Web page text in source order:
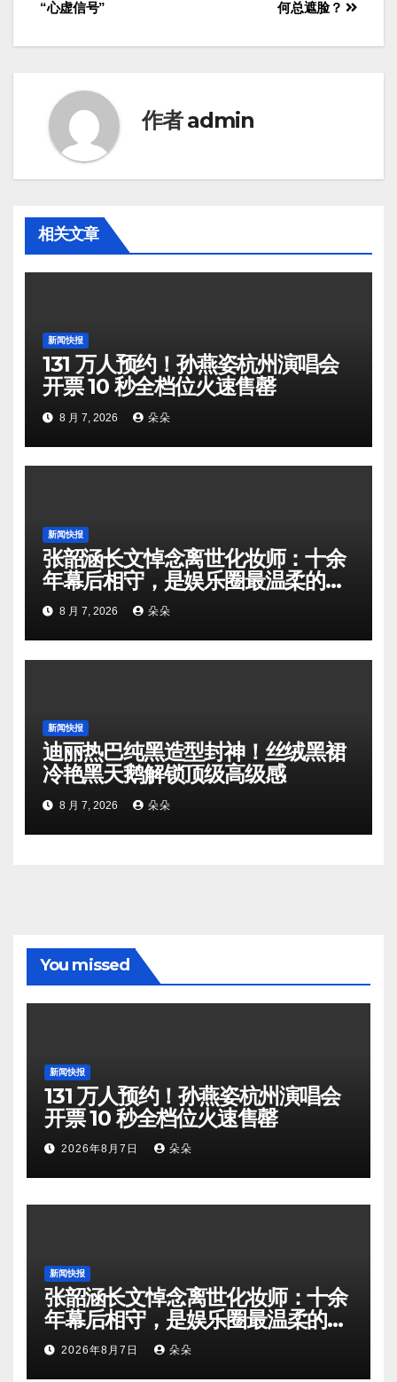
何总遮脸？
“心虚信号”
作者admin
相关文章
新闻快报
131 万人预约！孙燕姿杭州演唱会
开票 10 秒全档位火速售罄
8 月 7, 2026 朵朵
新闻快报
张韶涵长文悼念离世化妆师：十余
年幕后相守，是娱乐圈最温柔的双
向奔赴
8 月 7, 2026 朵朵
新闻快报
迪丽热巴纯黑造型封神！丝绒黑裙
冷艳黑天鹅解锁顶级高级感
8 月 7, 2026 朵朵
You missed
新闻快报
131 万人预约！孙燕姿杭州演唱会
开票 10 秒全档位火速售罄
2026年8月7日 朵朵
新闻快报
张韶涵长文悼念离世化妆师：十余
年幕后相守，是娱乐圈最温柔的双
向奔赴
2026年8月7日 朵朵